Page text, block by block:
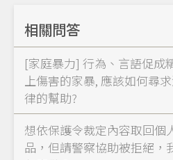
相關問答
[家庭暴力] 行為、言語促成
上傷害的家暴, 應該如何尋
律的幫助?
想依保護令裁定內容取回個
品，但請警察協助被拒絕，